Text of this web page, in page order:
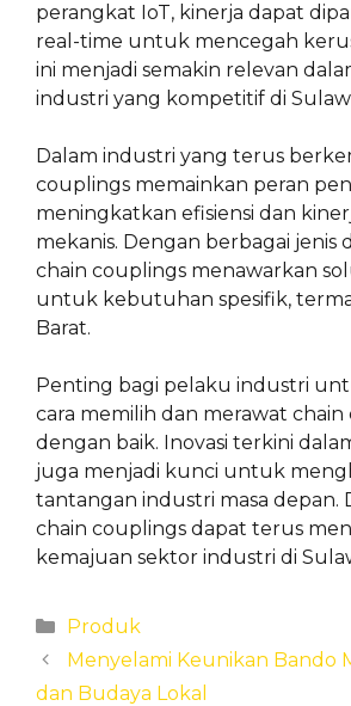
perangkat IoT, kinerja dapat
real-time untuk mencegah
ini menjadi semakin relevan
industri yang kompetitif di
Dalam industri yang terus
couplings memainkan peran
meningkatkan efisiensi dan
mekanis. Dengan berbagai jenis
chain couplings menawarkan
untuk kebutuhan spesifik,
Barat.
Penting bagi pelaku industri
cara memilih dan merawat
dengan baik. Inovasi terkini
juga menjadi kunci untuk
tantangan industri masa depan.
chain couplings dapat terus
kemajuan sektor industri di
Categories
Produk
Menyelami Keunikan Bando
dan Budaya Lokal